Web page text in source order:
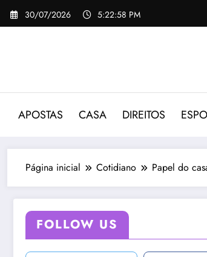
Pular
para
30/07/2026 5:22:59 PM
APOSTAS CASA DIREITOS
Página inicial Cotidiano Papel do
FOLLOW US